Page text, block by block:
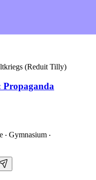
(Reduit Tilly)
Propaganda
‧ Gymnasium ‧